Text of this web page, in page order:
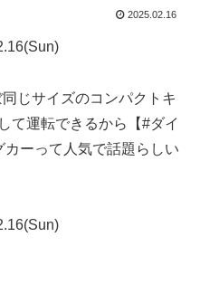
2025.02.16
じサイズのコンパクトキ
て運転できるから【#ダイ
ーって人気で話題らしい